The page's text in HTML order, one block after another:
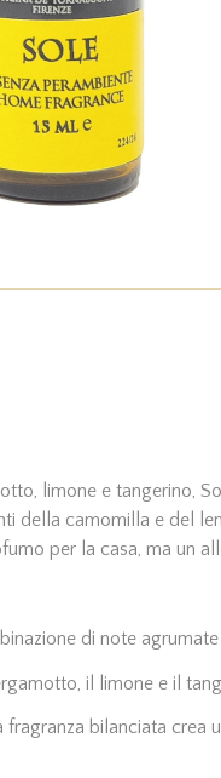
limone e tangerino,
della camomilla e del
per la casa, ma un
di note
il limone e il
fragranza bilanciata